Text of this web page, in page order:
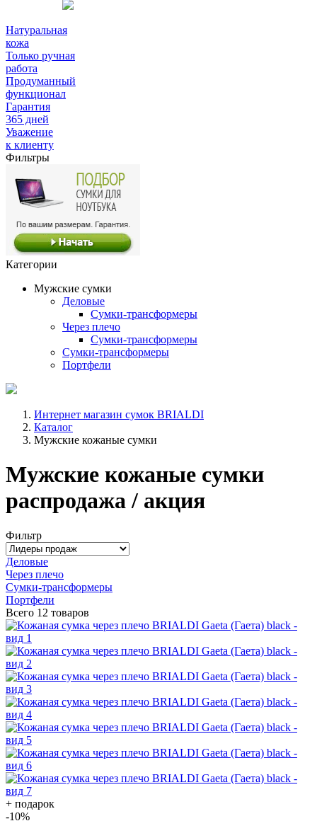
Натуральная
кожа
Только ручная
работа
Продуманный
функционал
Гарантия
365 дней
Уважение
к клиенту
Фильтры
Категории
Мужские сумки
Деловые
Сумки-трансформеры
Через плечо
Сумки-трансформеры
Сумки-трансформеры
Портфели
Интернет магазин сумок BRIALDI
Каталог
Мужские кожаные сумки
Мужские кожаные сумки
распродажа / акция
Фильтр
Деловые
Через плечо
Сумки-трансформеры
Портфели
Всего 12 товаров
+ подарок
-10%